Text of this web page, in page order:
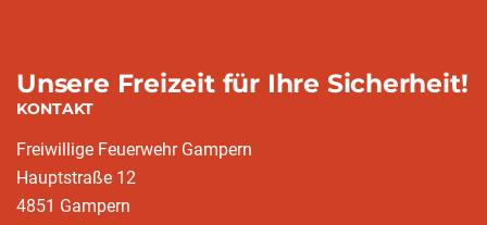
Unsere Freizeit für Ihre Sicherheit!
KONTAKT
Freiwillige Feuerwehr Gampern
Hauptstraße 12
4851 Gampern